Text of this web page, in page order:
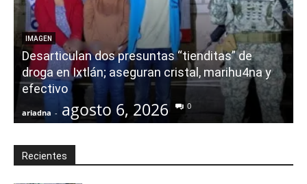
IMAGEN
Desarticulan dos presuntas “tienditas” de
droga en Ixtlán; aseguran cristal, marihu4na y
efectivo
ariadna - agosto 6, 2026 0
Recientes